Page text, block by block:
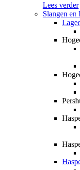
Lees verder
Slangen en